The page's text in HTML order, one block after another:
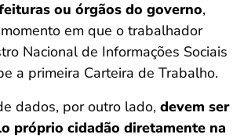
ou órgãos do governo,
em que o trabalhador
Nacional de Informações Sociais
a primeira Carteira de Trabalho.
dados, por outro lado, devem ser
próprio cidadão diretamente na